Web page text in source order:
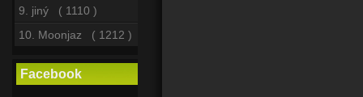
9. jiný ( 1110 )
10. Moonjaz ( 1212 )
Facebook